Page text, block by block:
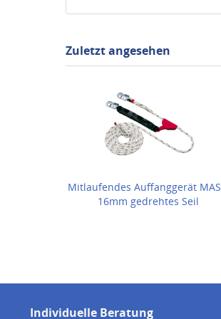
Zuletzt angesehen
Mitlaufendes Auffanggerät
16mm gedrehtes Seil
Individuelle Beratung